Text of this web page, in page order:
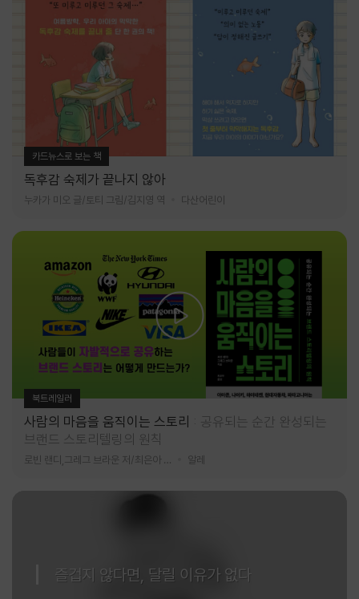
카드뉴스로 보는 책
독후감 숙제가 끝나지 않아
누카가 미오 글/토티 그림/김지영 역 다산어린이
북트레일러
사람의 마음을 움직이는 스토리
공유되는 순간 완성되는
브랜드 스토리텔링의 원칙
알레
즐겁지 않다면, 달릴 이유가 없다